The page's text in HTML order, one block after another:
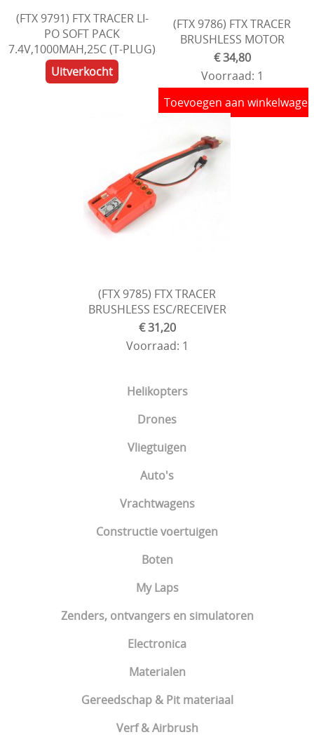
Helikopters
Drones
Vliegtuigen
Auto's
Vrachtwagens
Constructie voertuigen
Boten
My Laps
Zenders, ontvangers en simulatoren
Electronica
Materialen
Gereedschap & Pit materiaal
Verf & Airbrush
(FTX 9791) FTX TRACER LI-
PO SOFT PACK
7.4V,1000MAH,25C (T-PLUG)
Uitverkocht
(FTX 9786) FTX TRACER
BRUSHLESS MOTOR
€ 34,80
Voorraad: 1
Toevoegen aan winkelwagen
(FTX 9785) FTX TRACER
BRUSHLESS ESC/RECEIVER
€ 31,20
Voorraad: 1